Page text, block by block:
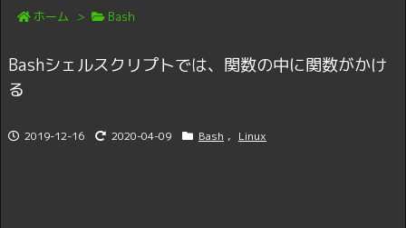
ホーム > Bash
Bashシェルスクリプトでは、関数の中に関数がかけ
る
2019-12-16 2020-04-09 Bash , Linux